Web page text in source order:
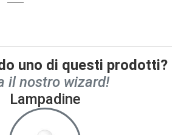
uno di questi prodotti?
il nostro wizard!
Lampadine